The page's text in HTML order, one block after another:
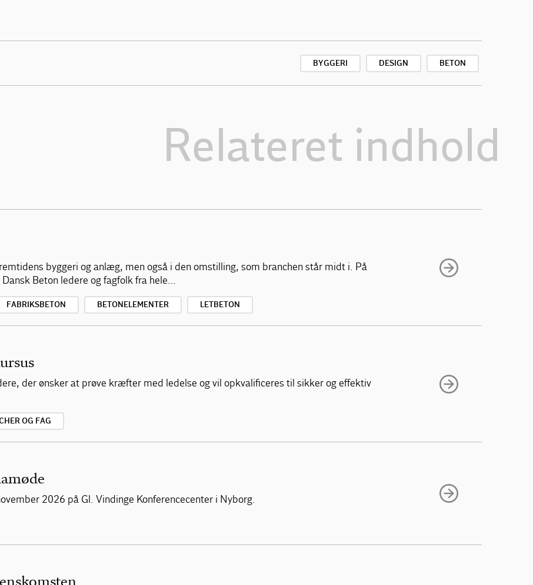
BYGGERI DESIGN BETON
Relateret indhold
byggeri og anlæg, men også i den omstilling, som branchen står midt i. På
Beton ledere og fagfolk fra hele…
FABRIKSBETON BETONELEMENTER LETBETON
der ønsker at prøve kræfter med ledelse og vil opkvalificeres til sikker og effektiv
OG FAG
2026 på Gl. Vindinge Konferencecenter i Nyborg.